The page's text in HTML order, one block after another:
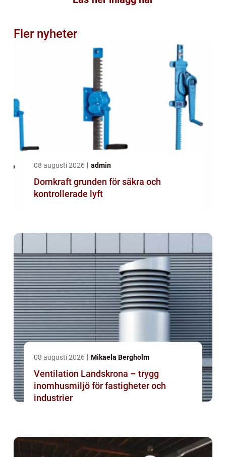
Fler nyheter
08 augusti 2026 admin
Domkraft grunden för säkra och
kontrollerade lyft
08 augusti 2026 Mikaela Bergholm
Ventilation Landskrona – trygg
inomhusmiljö för fastigheter och
industrier